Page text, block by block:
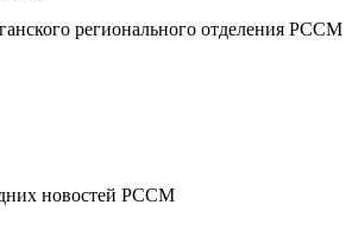
регионального отделения РССМ
новостей РССМ